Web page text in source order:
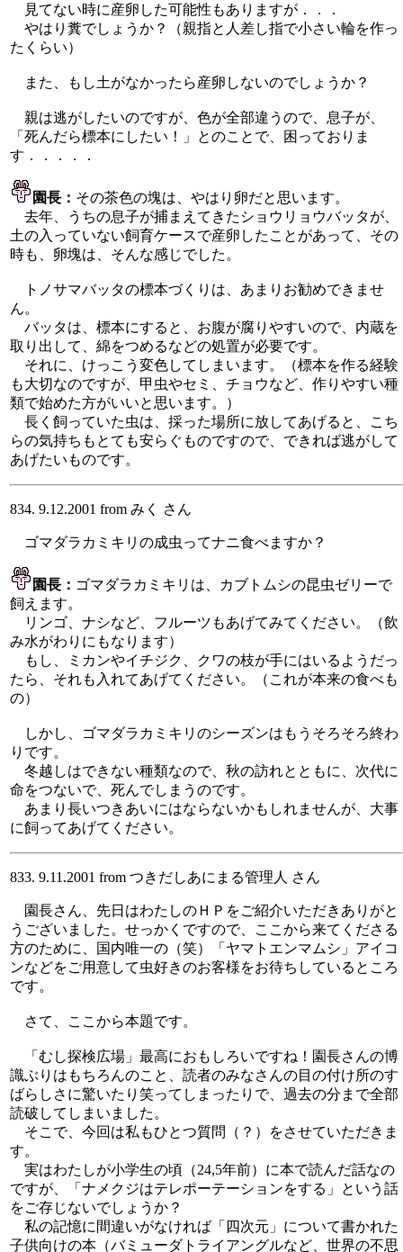
見てない時に産卵した可能性もありますが．．．
やはり糞でしょうか？（親指と人差し指で小さい輪を作っ
たくらい）
また、もし土がなかったら産卵しないのでしょうか？
親は逃がしたいのですが、色が全部違うので、息子が、
「死んだら標本にしたい！」とのことで、困っておりま
す．．．．．
園長： その茶色の塊は、やはり卵だと思います。
去年、うちの息子が捕まえてきたショウリョウバッタが、
土の入っていない飼育ケースで産卵したことがあって、その
時も、卵塊は、そんな感じでした。
トノサマバッタの標本づくりは、あまりお勧めできませ
ん。
バッタは、標本にすると、お腹が腐りやすいので、内蔵を
取り出して、綿をつめるなどの処置が必要です。
それに、けっこう変色してしまいます。（標本を作る経験
も大切なのですが、甲虫やセミ、チョウなど、作りやすい種
類で始めた方がいいと思います。）
長く飼っていた虫は、採った場所に放してあげると、こち
らの気持ちもとても安らぐものですので、できれば逃がして
あげたいものです。
834. 9.12.2001 from みく さん
ゴマダラカミキリの成虫ってナニ食べますか？
園長： ゴマダラカミキリは、カブトムシの昆虫ゼリーで
飼えます。
リンゴ、ナシなど、フルーツもあげてみてください。（飲
み水がわりにもなります）
もし、ミカンやイチジク、クワの枝が手にはいるようだっ
たら、それも入れてあげてください。（これが本来の食べも
の）
しかし、ゴマダラカミキリのシーズンはもうそろそろ終わ
りです。
冬越しはできない種類なので、秋の訪れとともに、次代に
命をつないで、死んでしまうのです。
あまり長いつきあいにはならないかもしれませんが、大事
に飼ってあげてください。
833. 9.11.2001 from つきだしあにまる管理人 さん
園長さん、先日はわたしのＨＰをご紹介いただきありがと
うございました。せっかくですので、ここから来てくださる
方のために、国内唯一の（笑）「ヤマトエンマムシ」アイコ
ンなどをご用意して虫好きのお客様をお待ちしているところ
です。
さて、ここから本題です。
「むし探検広場」最高におもしろいですね！園長さんの博
識ぶりはもちろんのこと、読者のみなさんの目の付け所のす
ばらしさに驚いたり笑ってしまったりで、過去の分まで全部
読破してしまいました。
そこで、今回は私もひとつ質問（？）をさせていただきま
す。
実はわたしが小学生の頃（24,5年前）に本で読んだ話なの
ですが、「ナメクジはテレポーテーションをする」という話
をご存じないでしょうか？
私の記憶に間違いがなければ「四次元」について書かれた
子供向けの本（バミューダトライアングルなど、世界の不思